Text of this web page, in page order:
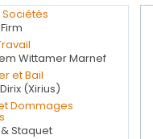
Wittamer Marnef
et Bail
(Xirius)
Dommages
Staquet